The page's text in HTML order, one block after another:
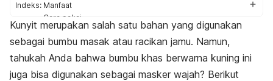
Indeks: Manfaat
Cara pakai
Efek samping
Kunyit merupakan salah satu bahan yang digunakan
sebagai bumbu masak atau racikan jamu. Namun,
tahukah Anda bahwa bumbu khas berwarna kuning ini
juga bisa digunakan sebagai masker wajah? Berikut